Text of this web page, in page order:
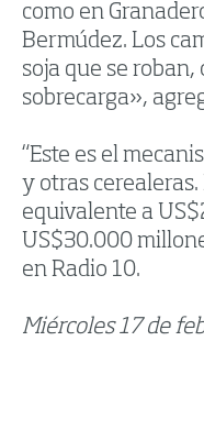
como en
Bermúdez. Los
soja que se
sobrecarga»,
“Este es el
y otras
equivalente a
US$30.000
en Radio 10.
Miércoles 17 de